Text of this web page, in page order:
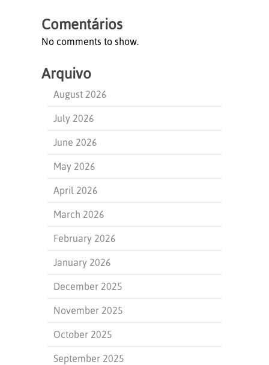
Comentários
No comments to show.
Arquivo
August 2026
July 2026
June 2026
May 2026
April 2026
March 2026
February 2026
January 2026
December 2025
November 2025
October 2025
September 2025